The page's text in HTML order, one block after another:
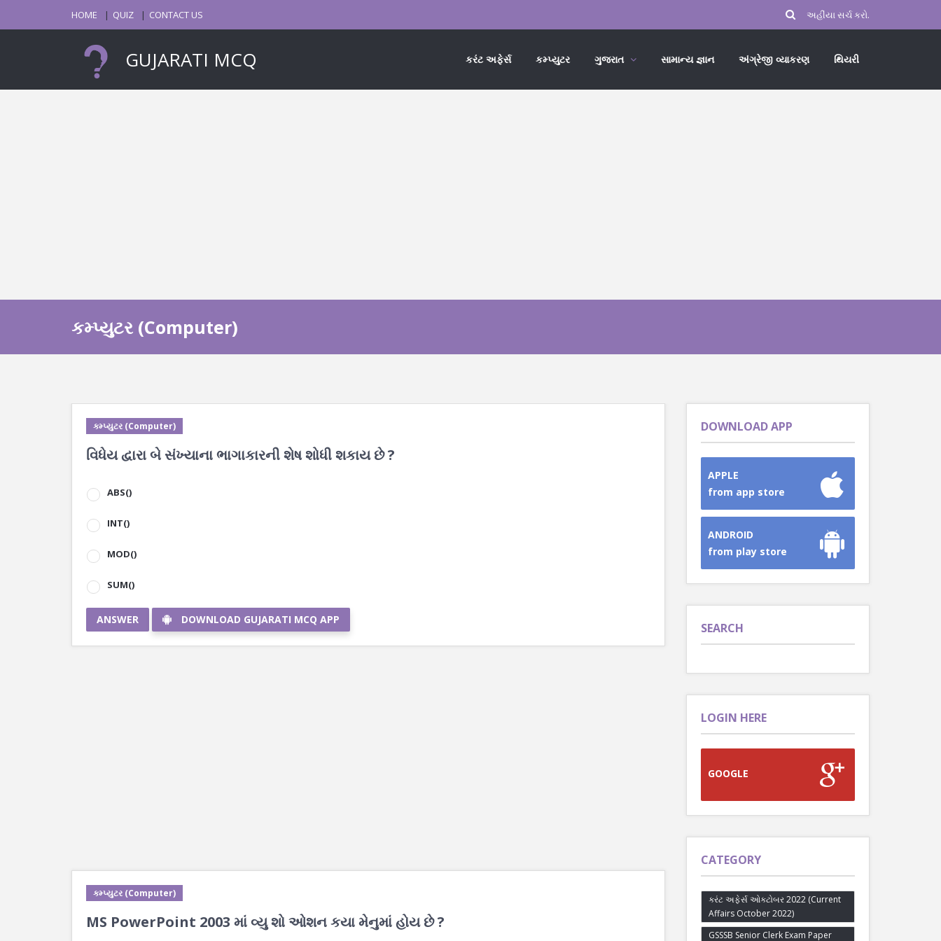
HOME QUIZ CONTACT US
GUJARATI MCQ કરંટ અફેર્સ કમ્પ્યુટર ગુજરાત સામાન્ય જ્ઞાન અંગ્રેજી વ્યાકરણ થિયરી
કમ્પ્યુટર (Computer)
કમ્પ્યુટર (Computer)
વિધેય દ્વારા બે સંખ્યાના ભાગાકારની શેષ શોધી શકાય છે ?
ABS()
INT()
MOD()
SUM()
ANSWER DOWNLOAD GUJARATI MCQ APP
કમ્પ્યુટર (Computer)
MS PowerPoint 2003 માં વ્યુ શો ઓશન કયા મેનુમાં હોય છે ?
DOWNLOAD APP
APPLE
from app store
ANDROID
from play store
SEARCH
LOGIN HERE
GOOGLE
CATEGORY
કરંટ અફેર્સ ઓક્ટોબર 2022 (Current
Affairs October 2022)
GSSSB Senior Clerk Exam Paper